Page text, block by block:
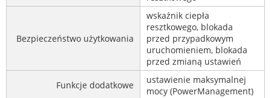
Bezpieczeństwo użytkowania
wskaźnik ciepła
resztkowego, blokada
przed przypadkowym
uruchomieniem, blokada
przed zmianą ustawień
Funkcje dodatkowe
ustawienie maksymalnej
mocy (PowerManagement)